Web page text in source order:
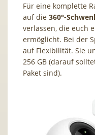
Für eine komplette
auf die 360°-
verlassen, die euch
ermöglicht. Bei der
auf Flexibilität. Sie
256 GB (darauf
Paket sind).